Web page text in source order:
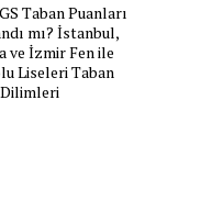
Taban Puanları
mı? İstanbul,
ve İzmir Fen ile
Liseleri Taban